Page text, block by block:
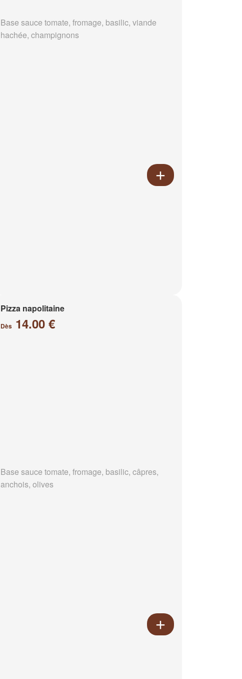
Base sauce tomate, fromage, basilic, viande
hachée, champignons
Pizza napolitaine
Dès 14.00 €
Base sauce tomate, fromage, basilic, câpres,
anchois, olives